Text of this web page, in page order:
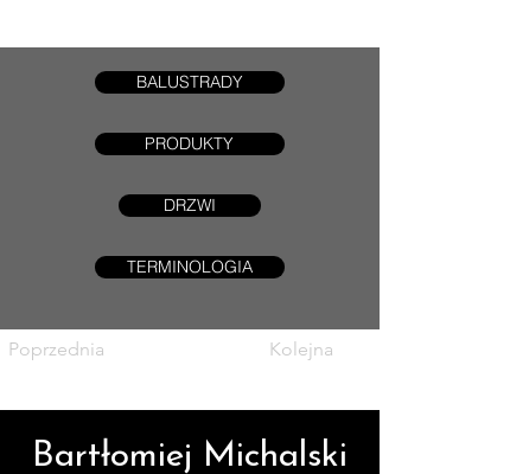
BALUSTRADY
PRODUKTY
DRZWI
TERMINOLOGIA
Poprzednia Kolejna
Bartłomiej Michalski